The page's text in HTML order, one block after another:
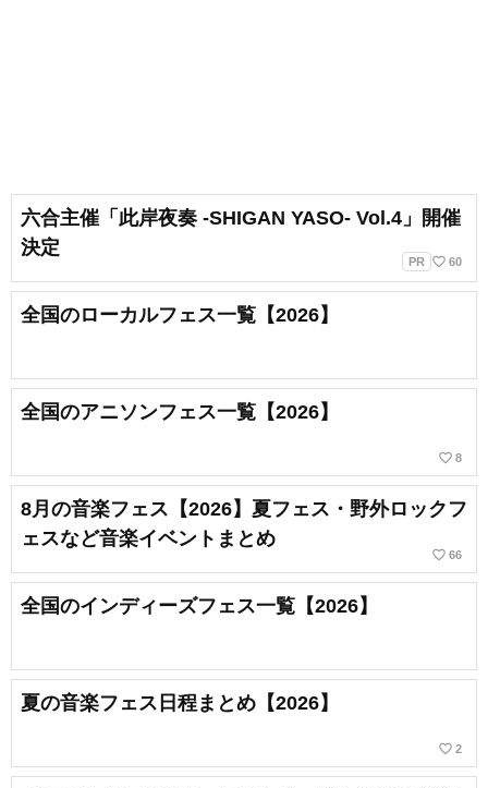
六合主催「此岸夜奏 -SHIGAN YASO- Vol.4」開催
決定
PR favorite_border 60
全国のローカルフェス一覧【2026】
全国のアニソンフェス一覧【2026】
favorite_border 8
8月の音楽フェス【2026】夏フェス・野外ロックフ
ェスなど音楽イベントまとめ
favorite_border 66
全国のインディーズフェス一覧【2026】
夏の音楽フェス日程まとめ【2026】
favorite_border 2